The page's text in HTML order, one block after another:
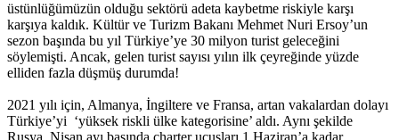
üstünlüğümüzün olduğu sektörü adeta kaybetme riskiyle karşı
karşıya kaldık. Kültür ve Turizm Bakanı Mehmet Nuri Ersoy’un
sezon başında bu yıl Türkiye’ye 30 milyon turist geleceğini
söylemişti. Ancak, gelen turist sayısı yılın ilk çeyreğinde yüzde
elliden fazla düşmüş durumda!
2021 yılı için, Almanya, İngiltere ve Fransa, artan vakalardan dolayı
Türkiye’yi ‘yüksek riskli ülke kategorisine’ aldı. Aynı şekilde